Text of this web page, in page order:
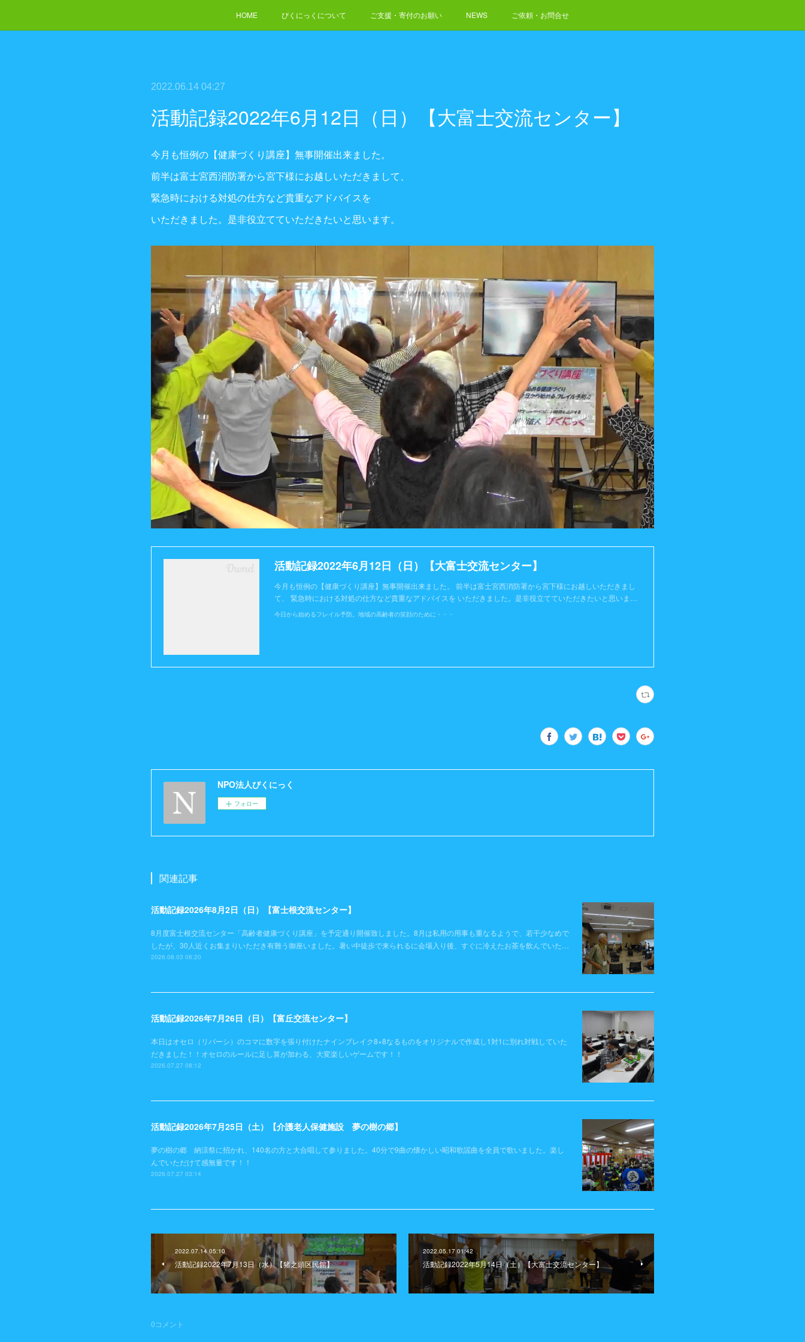
HOME ぴくにっくについて ご支援・寄付のお願い NEWS ご依頼・お問合せ
2022.06.14 04:27
活動記録2022年6月12日（日）【大富士交流センター】
今月も恒例の【健康づくり講座】無事開催出来ました。
前半は富士宮西消防署から宮下様にお越しいただきまして、
緊急時における対処の仕方など貴重なアドバイスを
いただきました。是非役立てていただきたいと思います。
活動記録2022年6月12日（日）【大富士交流センター】
今月も恒例の【健康づくり講座】無事開催出来ました。 前半は富士宮西消防署から宮下様にお越しいただきまし
て、 緊急時における対処の仕方など貴重なアドバイスを いただきました。是非役立てていただきたいと思いま…
今日から始めるフレイル予防。地域の高齢者の笑顔のために・・・
NPO法人ぴくにっく
フォロー
関連記事
活動記録2026年8月2日（日）【富士根交流センター】
8月度富士根交流センター「高齢者健康づくり講座」を予定通り開催致しました。8月は私用の用事も重なるようで、若干少なめで
したが、30人近くお集まりいただき有難う御座いました。暑い中徒歩で来られるに会場入り後、すぐに冷えたお茶を飲んでいた…
2026.08.03 08:20
活動記録2026年7月26日（日）【富丘交流センター】
本日はオセロ（リバーシ）のコマに数字を張り付けたナインブレイク8×8なるものをオリジナルで作成し1対1に別れ対戦していた
だきました！！オセロのルールに足し算が加わる、大変楽しいゲームです！！
2026.07.27 08:12
活動記録2026年7月25日（土）【介護老人保健施設 夢の樹の郷】
夢の樹の郷 納涼祭に招かれ、140名の方と大合唱して参りました。40分で9曲の懐かしい昭和歌謡曲を全員で歌いました。楽し
んでいただけて感無量です！！
2026.07.27 03:14
2022.07.14 05:10
活動記録2022年7月13日（水）【猪之頭区民館】
2022.05.17 01:42
活動記録2022年5月14日（土）【大富士交流センター】
0コメント